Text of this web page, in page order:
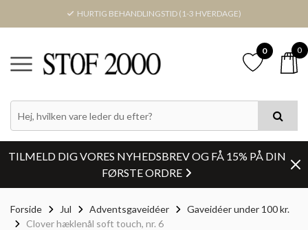
HURTIG BEHANDLINGSTID (1-3 HVERDAGE)
0 0
TILMELD DIG VORES NYHEDSBREV OG FÅ 15% PÅ DIN
FØRSTE ORDRE
Forside Jul Adventsgaveidéer
Gaveidéer under 100 kr.
Clover hæklenål soft touch, nr. 6